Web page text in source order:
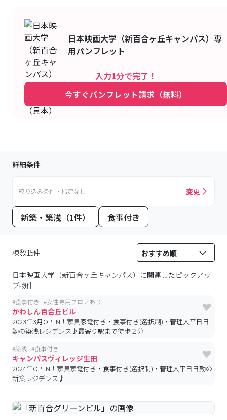
日本映画大学（新百合ヶ丘キャンパス） 専
用パンフレット
入力1分で完了！
今すぐパンフレット請求（無料）
詳細条件
絞り込み条件・指定なし 変更
新築・築浅（1件） 食事付き
棟数15件
日本映画大学（新百合ヶ丘キャンパス） に関連したピックアッ
プ物件
#食事付き #女性専用フロアあり
かわしん百合丘ビル
2023年3月OPEN！家具家電付き・食事付き(選択制)・管理人平日日
勤の築浅レジデンス♪最寄り駅まで徒歩２分
#築浅 #食事付き
キャンパスヴィレッジ生田
2024年OPEN！家具家電付き・食事付き(選択制)・管理人平日日勤の
新築レジデンス♪